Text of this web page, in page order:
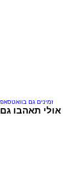
זמינים גם בוואטסאפ
אולי תאהבו גם